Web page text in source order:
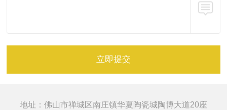
立即提交
地址：佛山市禅城区南庄镇华夏陶瓷城陶博大道20座